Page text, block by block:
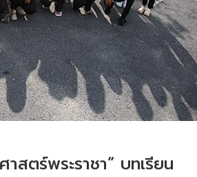
ตร์พระราชา” บทเรียน